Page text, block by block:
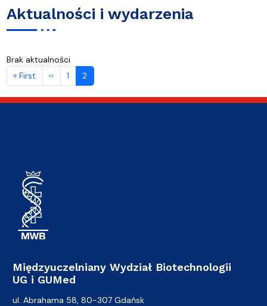
Aktualności i wydarzenia
Brak aktualności
Stronicowanie
« First Pierwsza strona
‹‹ Poprzednia strona
1 2
Międzyuczelniany Wydział Biotechnologii
UG i GUMed
ul. Abrahama 58, 80-307 Gdańsk